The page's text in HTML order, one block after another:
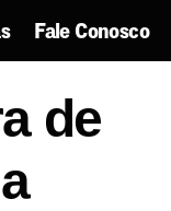
Fale Conosco
de